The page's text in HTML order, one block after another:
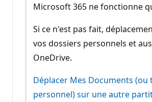
Microsoft 365 ne fonctionne
Si ce n'est pas fait,
vos dossiers personnels et
OneDrive.
Déplacer Mes Documents
personnel) sur une autre